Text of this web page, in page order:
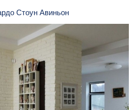
Стоун Авиньон